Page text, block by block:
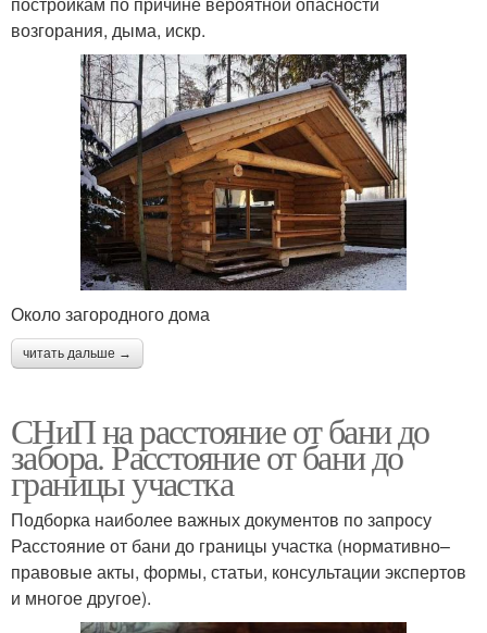
возгорания, дыма, искр.
Около загородного дома
читать дальше →
СНиП на расстояние от бани до
забора. Расстояние от бани до
границы участка
Подборка наиболее важных документов по запросу
Расстояние от бани до границы участка (нормативно–
правовые акты, формы, статьи, консультации экспертов
и многое другое).